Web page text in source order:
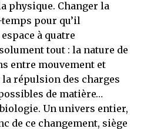
physique. Changer la
temps pour qu’il
à quatre
tout : la nature de
entre mouvement et
répulsion des charges
de matière…
Un univers entier,
de ce changement, siège